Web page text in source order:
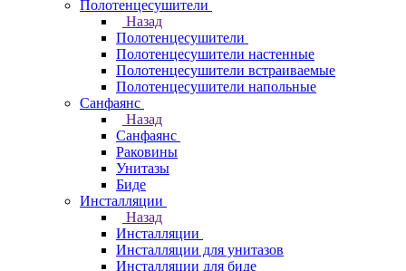
Полотенцесушители
Назад
Полотенцесушители
Полотенцесушители настенные
Полотенцесушители встраиваемые
Полотенцесушители напольные
Санфаянс
Назад
Санфаянс
Раковины
Унитазы
Биде
Инсталляции
Назад
Инсталляции
Инсталляции для унитазов
Инсталляции для биде